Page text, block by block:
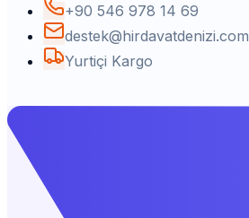
+90 546 978 14 69
destek@hirdavatdenizi.com
Yurtiçi Kargo